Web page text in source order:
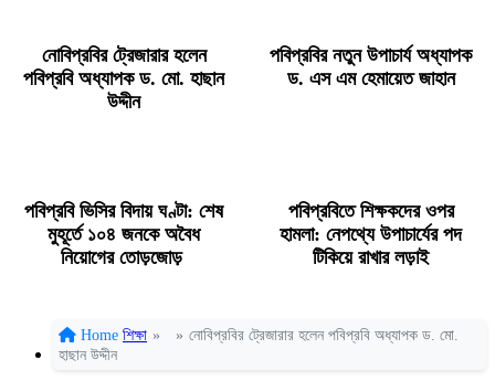
নোবিপ্রবির ট্রেজারার হলেন
পবিপ্রবি অধ্যাপক ড. মো. হাছান
উদ্দীন
পবিপ্রবির নতুন উপাচার্য অধ্যাপক
ড. এস এম হেমায়েত জাহান
পবিপ্রবি ভিসির বিদায় ঘণ্টা: শেষ
মুহূর্তে ১০৪ জনকে অবৈধ
নিয়োগের তোড়জোড়
পবিপ্রবিতে শিক্ষকদের ওপর
হামলা: নেপথ্যে উপাচার্যের পদ
টিকিয়ে রাখার লড়াই
Home শিক্ষা » » নোবিপ্রবির ট্রেজারার হলেন পবিপ্রবি অধ্যাপক ড. মো.
হাছান উদ্দীন